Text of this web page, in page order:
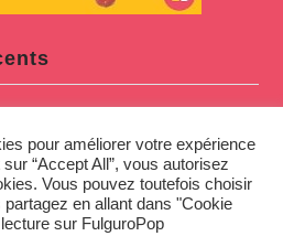
l’avent – Jour 15 : Palais du
pour améliorer votre expérience
“Accept All”, vous autorisez
Vous pouvez toutefois choisir
en allant dans "Cookie
sur FulguroPop